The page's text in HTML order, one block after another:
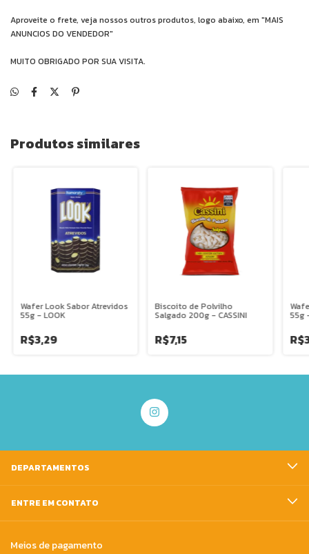
Aproveite o frete, veja nossos outros produtos, logo abaixo, em "MAIS
ANUNCIOS DO VENDEDOR"
MUITO OBRIGADO POR SUA VISITA.
Produtos similares
Wafer Look Sabor Atrevidos
55g - LOOK
R$3,29
Biscoito de Polvilho
Salgado 200g - CASSINI
R$7,15
55g
DEPARTAMENTOS
ENTRE EM CONTATO
Meios de pagamento